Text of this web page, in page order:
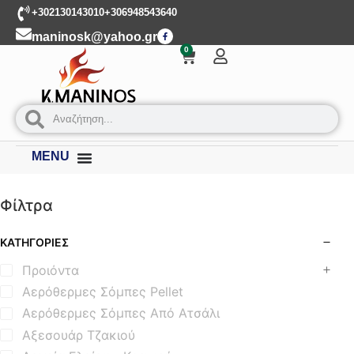
+302130143010+306948543640
maninosk@yahoo.gr
0
MENU
Φίλτρα
ΚΑΤΗΓΟΡΊΕΣ
Προιόντα
Αερόθερμες Σόμπες Pellet
Αερόθερμες Σόμπες Από Ατσάλι
Αξεσουάρ Τζακιού